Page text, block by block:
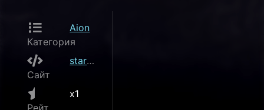
Категория
Aion
Сайт
stark-world.ru
x1